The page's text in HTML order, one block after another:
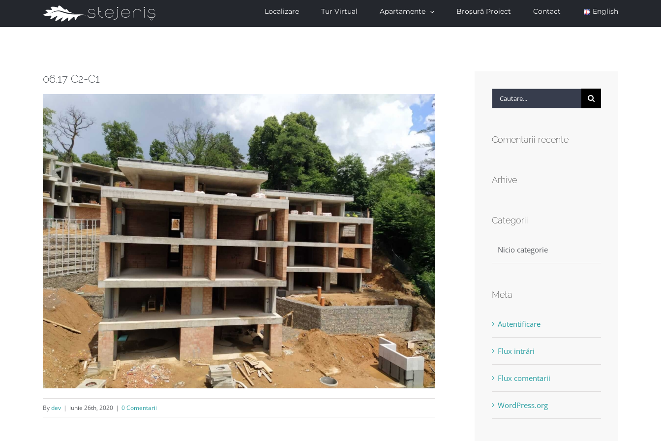
to
Localizare Tur Virtual Apartamente Broșură Proiect Contact English
06.17 C2-C1
Bydev | iunie 26th, 2020 | 0 Comentarii
Cautare...
Comentarii recente
Arhive
Categorii
Nicio categorie
Meta
Autentificare
Flux intrări
Flux comentarii
WordPress.org